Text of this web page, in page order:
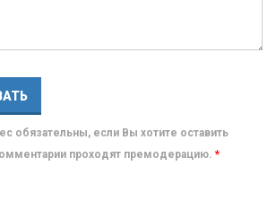
обязательны, если Вы хотите оставить
проходят премодерацию. *